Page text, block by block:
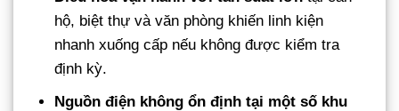
hộ, biệt thự và văn phòng khiến linh kiện
nhanh xuống cấp nếu không được kiểm tra
định kỳ.
Nguồn điện không ổn định tại một số khu